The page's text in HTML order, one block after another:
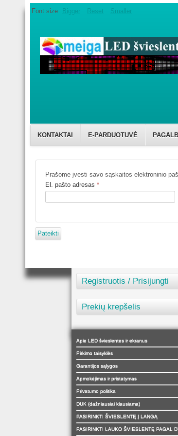
KONTAKTAI E-PARDUOTUVĖ
Font size Bigger Reset Smaller
Prašome įvesti savo sąskaitos elektroninio
El. pašto adresas *
Pateikti
Registruotis / Prisijungti
Prekių krepšelis
Apie LED švieslentes ir ekranus
Pirkimo taisyklės
Garantijos sąlygos
Apmokėjimas ir pristatymas
Privatumo politika
DUK (dažniausiai klausiama)
PASIRINKTI ŠVIESLENTĘ Į LANGĄ
PASIRINKTI LAUKO ŠVIESLENTĘ PAGAL